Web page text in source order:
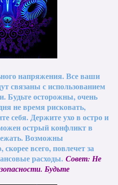
напряжения. Все ваши
связаны с использованием
Будьте осторожны, очень
не время рисковать,
себя. Держите ухо в остро и
острый конфликт в
Возможны
всего, повлечет за
расходы. Совет: Не
Будьте